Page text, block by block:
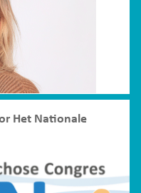
Het Nationale